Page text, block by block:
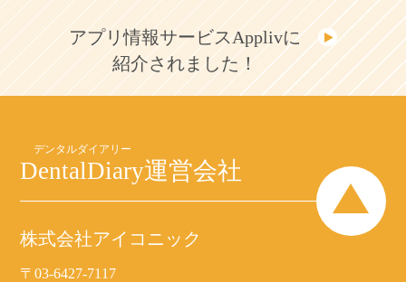
アプリ情報サービスApplivに
紹介されました！
DentalDiary運営会社
株式会社アイコニック
〒03-6427-7117